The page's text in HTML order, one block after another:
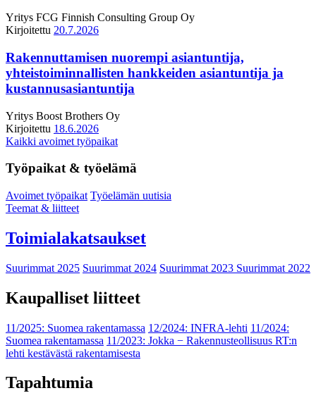
Yritys FCG Finnish Consulting Group Oy
Kirjoitettu 20.7.2026
Rakennuttamisen nuorempi asiantuntija,
yhteistoiminnallisten hankkeiden asiantuntija ja
kustannusasiantuntija
Yritys Boost Brothers Oy
Kirjoitettu 18.6.2026
Kaikki avoimet työpaikat
Työpaikat & työelämä
Avoimet työpaikat Työelämän uutisia
Teemat & liitteet
Toimialakatsaukset
Suurimmat 2025 Suurimmat 2024 Suurimmat 2023 Suurimmat 2022
Kaupalliset liitteet
11/2025: Suomea rakentamassa 12/2024: INFRA-lehti 11/2024:
Suomea rakentamassa 11/2023: Jokka − Rakennusteollisuus RT:n
lehti kestävästä rakentamisesta
Tapahtumia